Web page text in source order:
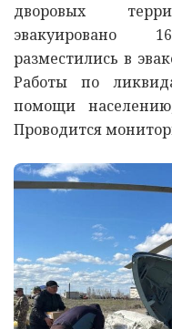
дворовых
эвакуировано
разместились в
Работы по
помощи
Проводится